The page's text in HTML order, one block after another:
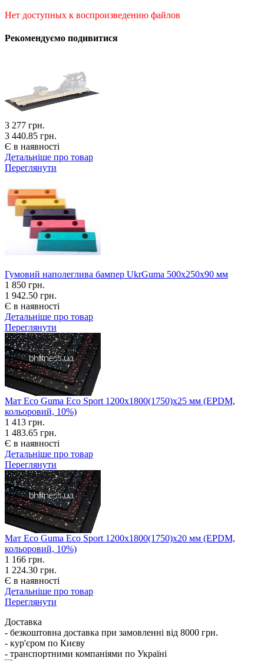
Нет доступных к воспроизведению файлов
Рекомендуємо подивитися
3 277 грн.
3 440.85 грн.
Є в наявності
Детальніше про товар
Переглянути
Гумовий наполеглива бампер UkrGuma 500х250х90 мм
1 850 грн.
1 942.50 грн.
Є в наявності
Детальніше про товар
Переглянути
Мат Eco Guma Eco Sport 1200х1800(1750)х25 мм (EPDM,
кольоровий, 10%)
1 413 грн.
1 483.65 грн.
Є в наявності
Детальніше про товар
Переглянути
Мат Eco Guma Eco Sport 1200х1800(1750)х20 мм (EPDM,
кольоровий, 10%)
1 166 грн.
1 224.30 грн.
Є в наявності
Детальніше про товар
Переглянути
Доставка
- безкоштовна доставка при замовленні від 8000 грн.
- кур'єром по Києву
- транспортними компаніями по Україні